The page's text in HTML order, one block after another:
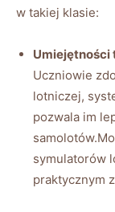
w takiej klasie:
Umiejętności
Uczniowie
lotniczej,
pozwala im
symulatorów
praktycznym